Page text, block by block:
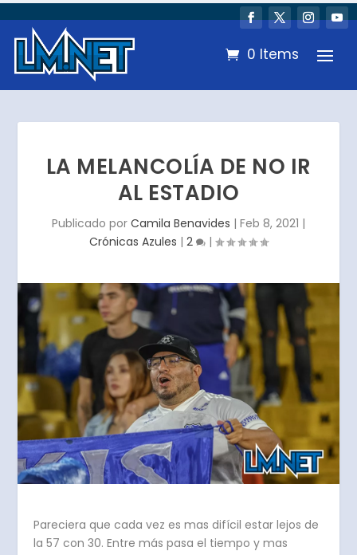
0 Items
LA MELANCOLÍA DE NO IR
AL ESTADIO
Publicado por Camila Benavides | Feb 8, 2021 |
Crónicas Azules | 2 |
Pareciera que cada vez es mas difícil estar lejos de
la 57 con 30. Entre más pasa el tiempo y mas